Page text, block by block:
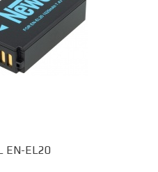
EN-EL20